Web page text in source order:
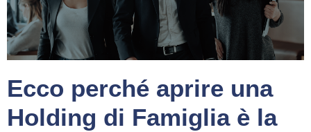
Ecco perché aprire una
Holding di Famiglia è la